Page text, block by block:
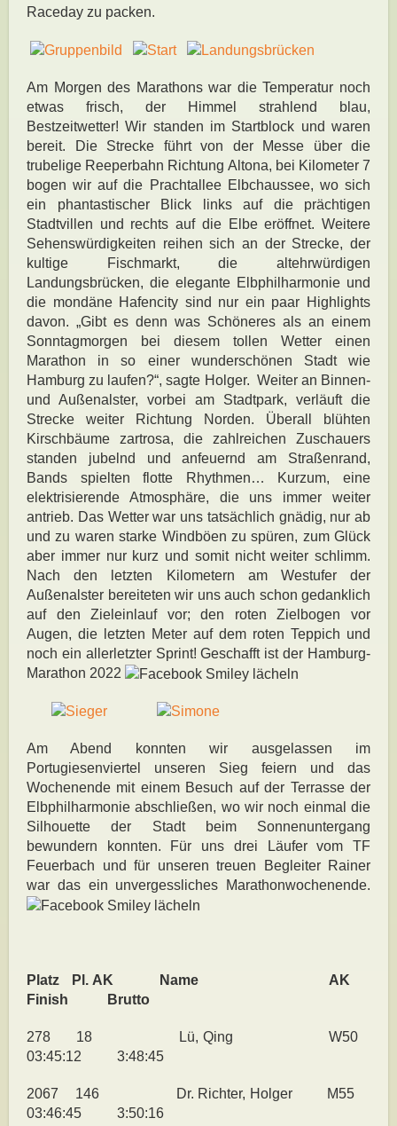
Raceday zu packen.
Am Morgen des Marathons war die Temperatur noch
etwas frisch, der Himmel strahlend blau,
Bestzeitwetter! Wir standen im Startblock und waren
bereit. Die Strecke führt von der Messe über die
trubelige Reeperbahn Richtung Altona, bei Kilometer 7
bogen wir auf die Prachtallee Elbchaussee, wo sich
ein phantastischer Blick links auf die prächtigen
Stadtvillen und rechts auf die Elbe eröffnet. Weitere
Sehenswürdigkeiten reihen sich an der Strecke, der
kultige Fischmarkt, die altehrwürdigen
Landungsbrücken, die elegante Elbphilharmonie und
die mondäne Hafencity sind nur ein paar Highlights
davon. „Gibt es denn was Schöneres als an einem
Sonntagmorgen bei diesem tollen Wetter einen
Marathon in so einer wunderschönen Stadt wie
Hamburg zu laufen?“, sagte Holger. Weiter an Binnen-
und Außenalster, vorbei am Stadtpark, verläuft die
Strecke weiter Richtung Norden. Überall blühten
Kirschbäume zartrosa, die zahlreichen Zuschauers
standen jubelnd und anfeuernd am Straßenrand,
Bands spielten flotte Rhythmen… Kurzum, eine
elektrisierende Atmosphäre, die uns immer weiter
antrieb. Das Wetter war uns tatsächlich gnädig, nur ab
und zu waren starke Windböen zu spüren, zum Glück
aber immer nur kurz und somit nicht weiter schlimm.
Nach den letzten Kilometern am Westufer der
Außenalster bereiteten wir uns auch schon gedanklich
auf den Zieleinlauf vor; den roten Zielbogen vor
Augen, die letzten Meter auf dem roten Teppich und
noch ein allerletzter Sprint! Geschafft ist der Hamburg-
Marathon 2022
Am Abend konnten wir ausgelassen im
Portugiesenviertel unseren Sieg feiern und das
Wochenende mit einem Besuch auf der Terrasse der
Elbphilharmonie abschließen, wo wir noch einmal die
Silhouette der Stadt beim Sonnenuntergang
bewundern konnten. Für uns drei Läufer vom TF
Feuerbach und für unseren treuen Begleiter Rainer
war das ein unvergessliches Marathonwochenende.
Platz Pl. AK Name AK
Finish Brutto
278 18 Lü, Qing W50
03:45:12 3:48:45
2067 146 Dr. Richter, Holger M55
03:46:45 3:50:16